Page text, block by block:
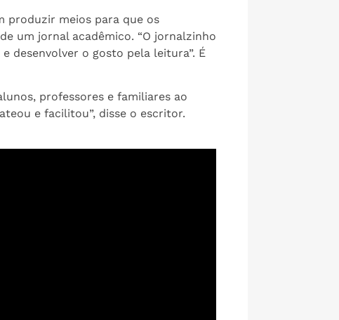
produzir meios para que os
um jornal acadêmico. “O jornalzinho
desenvolver o gosto pela leitura”. É
professores e familiares ao
e facilitou”, disse o escritor.